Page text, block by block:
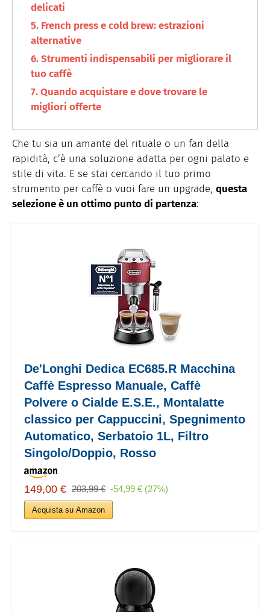
delicati
French press e cold brew: estrazioni
alternative
Strumenti indispensabili per migliorare il
tuo caffè
Quando acquistare e dove trovare le
migliori offerte
Che tu sia un amante del rituale o un fan della
rapidità, c’è una soluzione adatta per ogni palato e
stile di vita. E se stai cercando il tuo primo
strumento per caffè o vuoi fare un upgrade, questa
selezione è un ottimo punto di partenza:
De'Longhi Dedica EC685.R Macchina
Caffè Espresso Manuale, Caffè
Polvere o Cialde E.S.E., Montalatte
classico per Cappuccini, Spegnimento
Automatico, Serbatoio 1L, Filtro
Singolo/Doppio, Rosso
149,00 € 203,99 € -54,99 € (27%)
Acquista su Amazon